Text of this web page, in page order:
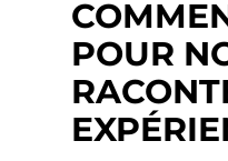
POUR